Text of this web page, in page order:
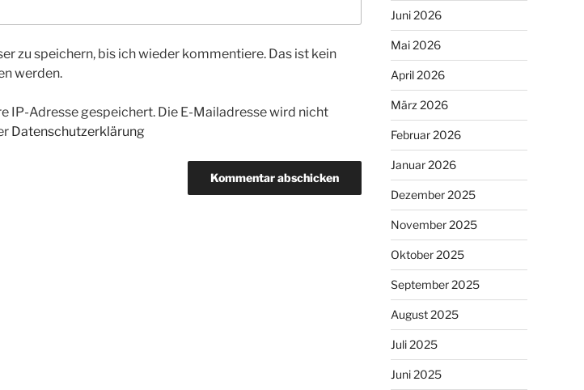
zu speichern, bis ich wieder kommentiere. Das ist kein
werden.
IP-Adresse gespeichert. Die E-Mailadresse wird nicht
Datenschutzerklärung
Juni 2026
Mai 2026
April 2026
März 2026
Februar 2026
Januar 2026
Dezember 2025
November 2025
Oktober 2025
September 2025
August 2025
Juli 2025
Juni 2025